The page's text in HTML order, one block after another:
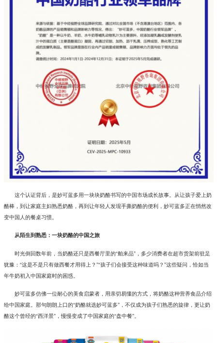
这个认证背后，是妙可蓝多用一块块奶酪书写的中国市场成长故事。从让孩子爱上奶
酪棒，到让家庭主妇熟悉奶酪，再到让年轻人发现手撕奶酪的便利，妙可蓝多正在悄然改
变中国人的餐桌习惯。
从陌生到熟悉：一块奶酪的中国之旅
时光倒回数年前，当奶酪还只是西餐厅里的“舶来品”，多少消费者在超市货架前驻足
犹豫：“这是不是只有做西餐才用得上？”“孩子们会接受这种味道吗？”这些疑问，恰如当
年牛奶初入中国家庭时的困惑。
妙可蓝多仿佛一位耐心的美食启蒙者，用亲切易懂的方式，将奶酪这种营养食品介绍
给中国家庭。那句朗朗上口的“奶酪就选妙可蓝多”，不仅成为孩子们熟悉的旋律，更让奶
酪这个曾经的“西洋景”，慢慢变成了中国家庭的“盘中餐”。